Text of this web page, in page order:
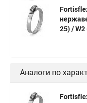
Хомут 2 мм Хомут
Хомут 6 мм
Хомут 24
Номера хомутов
25) / W2
Аналоги по